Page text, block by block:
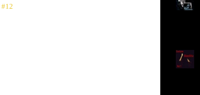
#12